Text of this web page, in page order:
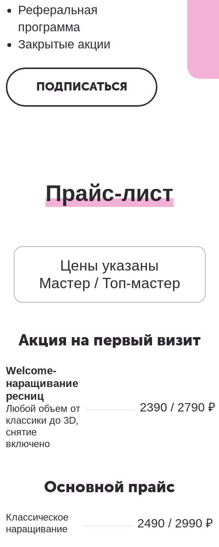
Реферальная
программа
Закрытые акции
ПОДПИСАТЬСЯ
Прайс-лист
Цены указаны
Мастер / Топ-мастер
Акция на первый визит
Welcome-
наращивание
ресниц
Любой объем от
классики до 3D,
снятие
включено
2390 / 2790 ₽
Основной прайс
Классическое
наращивание
2490 / 2990 ₽